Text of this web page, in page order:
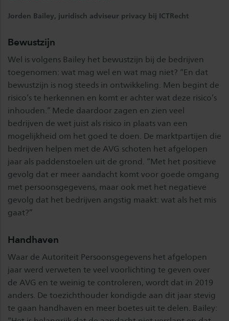
Jorden Bailey, juridisch adviseur privacy bij ICTRecht
Bewustzijn
Wel is volgens Bailey het bewustzijn bij de bedrijven
toegenomen: wat mag wel en wat mag niet? “En dat
bewustzijn is nog steeds in ontwikkeling. Men begint de
risico’s te herkennen en komt er achter wat deze risico’s
inhouden.” Mede daardoor zagen en zien veel
bedrijven de wet juist als risico in plaats van een
mogelijkheid om het goed te doen. De marktpartijen die
bedrijven helpen met de AVG schoten het afgelopen
jaar als paddenstoelen uit de grond. “Met het positieve
gevolg dat er meer aandacht komt voor goede omgang
met persoonsgegevens, maar ook met het negatieve
gevolg dat het bedrijven angstig maakt: wat als het mis
gaat?”
Handhaven
Waar de Autoriteit Persoonsgegevens het afgelopen
jaar werd verweten te veel voorlichting te geven over
de AVG en te weinig te controleren, wordt dat in 2019
anders. De toezichthouder kondigde aan dit jaar stevig
te gaan handhaven en meer boetes uit te delen. Bailey: